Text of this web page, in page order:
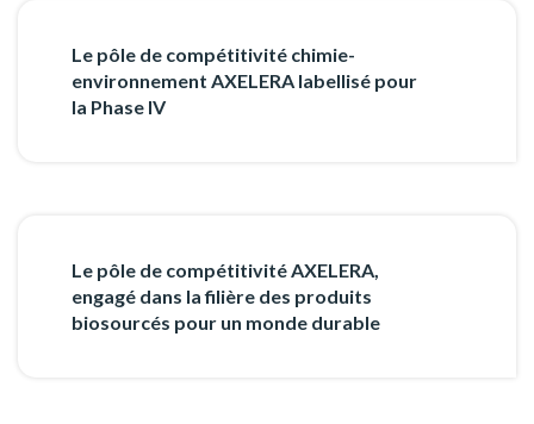
Le pôle de compétitivité chimie-
environnement AXELERA labellisé pour
la Phase IV
Le pôle de compétitivité AXELERA,
engagé dans la filière des produits
biosourcés pour un monde durable